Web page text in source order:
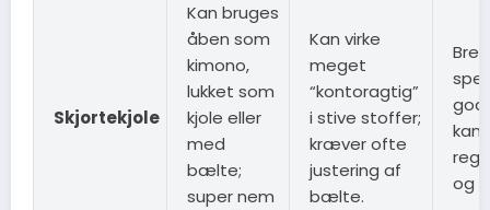
Skjortekjole
Kan bruges
åben som
kimono,
lukket som
kjole eller
med
bælte;
super nem
Kan virke
meget
“kontoragtig”
i stive stoffer;
kræver ofte
justering af
bælte.
kan
og